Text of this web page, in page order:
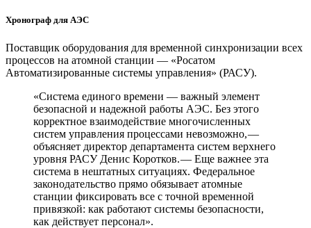
Хронограф для АЭС
Поставщик оборудования для временной синхронизации всех
процессов на атомной станции — ​«Росатом
Автоматизированные системы управления» (РАСУ).
«Система единого времени — ​важный элемент
безопасной и надежной работы АЭС. Без этого
корректное взаимодействие многочисленных
систем управления процессами невозможно, — ​
объясняет директор департамента систем верхнего
уровня РАСУ Денис Коротков. — ​Еще важнее эта
система в нештатных ситуациях. Федеральное
законодательство прямо обязывает атомные
станции фиксировать все с точной временной
привязкой: как работают системы безопасности,
как действует персонал».